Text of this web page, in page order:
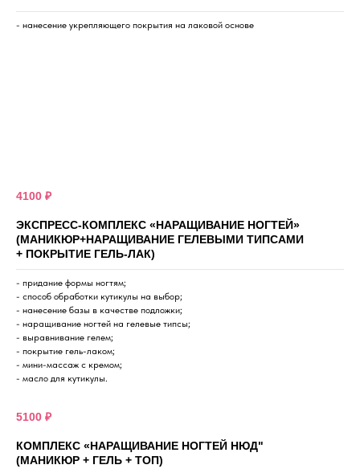
- нанесение укрепляющего покрытия на лаковой основе
4100 ₽
ЭКСПРЕСС-КОМПЛЕКС «НАРАЩИВАНИЕ НОГТЕЙ»
(МАНИКЮР+НАРАЩИВАНИЕ ГЕЛЕВЫМИ ТИПСАМИ
+ ПОКРЫТИЕ ГЕЛЬ-ЛАК)
- придание формы ногтям;
- способ обработки кутикулы на выбор;
- нанесение базы в качестве подложки;
- наращивание ногтей на гелевые типсы;
- выравнивание гелем;
- покрытие гель-лаком;
- мини-массаж с кремом;
- масло для кутикулы.
5100 ₽
КОМПЛЕКС «НАРАЩИВАНИЕ НОГТЕЙ НЮД"
(МАНИКЮР + ГЕЛЬ + ТОП)